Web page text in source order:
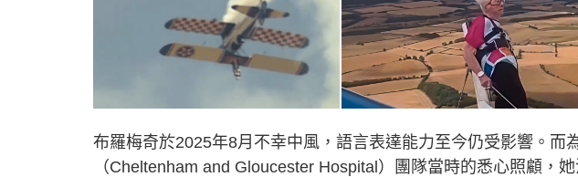
布羅梅奇於2025年8月不幸中風，語言表達能力至今仍受影響。而
（Cheltenham and Gloucester Hospital）團隊當時的悉心照顧，